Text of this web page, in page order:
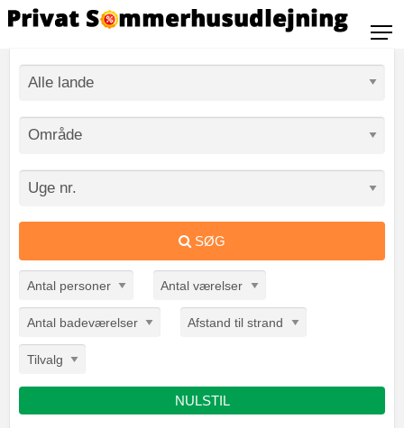
SØG
Antal personer Antal værelser
Antal badeværelser Afstand til strand
Tilvalg
NULSTIL